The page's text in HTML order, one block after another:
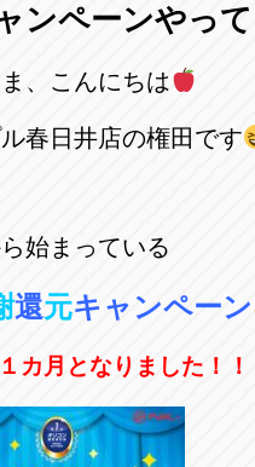
0586-28-
アップル
0568-85-
0568-25-
アップル
0566-43-
アップル
日3-4-12
店
八田町2-1-16
市中之郷八反
山町4-32-1
ンペーンやっ
、こんにちは
春日井店の権田です
始まっている
還元キャンペーン
カ月となりました！！